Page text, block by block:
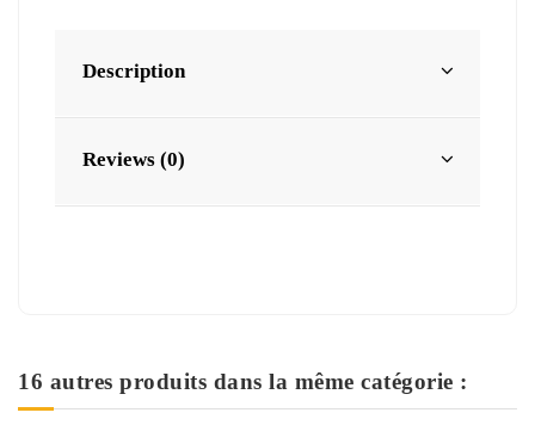
Description
Reviews (0)
16 autres produits dans la même catégorie :